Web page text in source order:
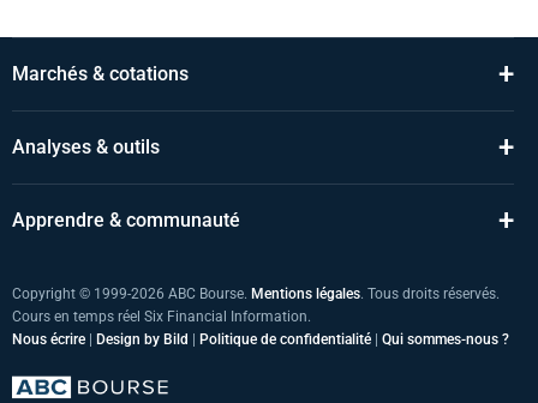
Marchés & cotations +
Analyses & outils +
Apprendre & communauté +
Copyright © 1999-2026 ABC Bourse. Mentions légales. Tous droits réservés.
Cours en temps réel Six Financial Information.
Nous écrire | Design by Bild | Politique de confidentialité | Qui sommes-nous ?